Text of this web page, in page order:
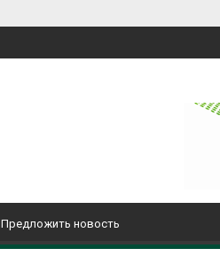
Предложить новость